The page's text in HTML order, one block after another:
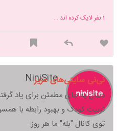
1نفر لایک کرده اند ...
NiniSite
نی‌نی سایتی‌های عزیز
دنبال یه جای مطمئن برای یاد
تربیت کودک و بهبود رابطه با
توی کانال "بله" ما هر روز: